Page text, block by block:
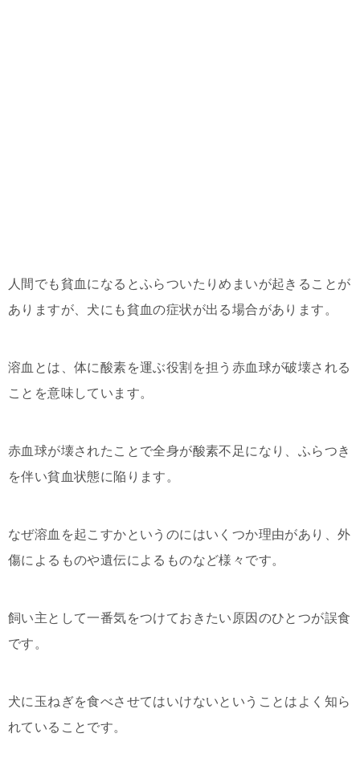
人間でも貧血になるとふらついたりめまいが起きることが
ありますが、犬にも貧血の症状が出る場合があります。
溶血とは、体に酸素を運ぶ役割を担う赤血球が破壊される
ことを意味しています。
赤血球が壊されたことで全身が酸素不足になり、ふらつき
を伴い貧血状態に陥ります。
なぜ溶血を起こすかというのにはいくつか理由があり、外
傷によるものや遺伝によるものなど様々です。
飼い主として一番気をつけておきたい原因のひとつが誤食
です。
犬に玉ねぎを食べさせてはいけないということはよく知ら
れていることです。